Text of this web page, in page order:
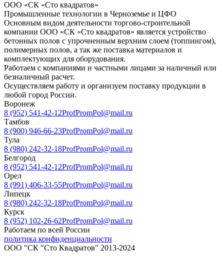
ООО «СК «Сто квадратов»
Промышленные технологии в Черноземье и ЦФО
Основным видом деятельности торгово-строительной
компании ООО «СК «Сто квадратов» является устройство
бетонных полов с упрочненным верхним слоем (топпингом),
полимерных полов, а так же поставка материалов и
комплектующих для оборудования.
Работаем с компаниями и частными лицами за наличный или
безналичный расчет.
Осуществляем работу и организуем поставку продукции в
любой город России.
Воронеж
8 (952) 541-42-12ProfPromPol@mail.ru
Тамбов
8 (900) 946-66-23ProfPromPol@mail.ru
Тула
8 (980) 242-32-18ProfPromPol@mail.ru
Белгород
8 (952) 541-42-12ProfPromPol@mail.ru
Орел
8 (991) 406-33-55ProfPromPol@mail.ru
Липецк
8 (980) 242-32-18ProfPromPol@mail.ru
Курск
8 (952) 102-26-62ProfPromPol@mail.ru
Работаем по всей России
политика конфиденциальности
ООО "СК "Сто Квадратов" 2013-2024